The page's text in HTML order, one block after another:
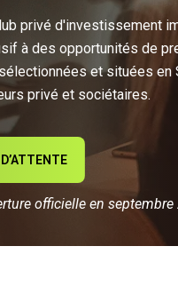
privé d'investissement
à des opportunités de
et situées en
privé et sociétaires.
officielle en septembre